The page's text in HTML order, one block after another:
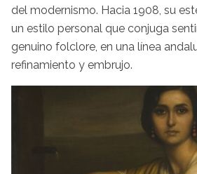
del modernismo. Hacia 1908, su
un estilo personal que conjuga
genuino folclore, en una línea
refinamiento y embrujo.